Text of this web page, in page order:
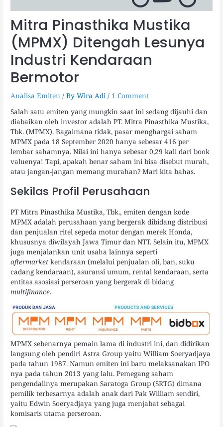
Mitra Pinasthika Mustika
(MPMX) Ditengah Lesunya
Industri Kendaraan
Bermotor
Analisa Emiten / ByWira Adi/ 1 Comment
Salah satu emiten yang mungkin saat ini sedang dijauhi dan
diabaikan oleh investor adalah PT. Mitra Pinasthika Mustika,
Tbk. (MPMX). Bagaimana tidak, pasar menghargai saham
MPMX pada 18 September 2020 hanya sebesar 416 per
lembar sahamnya. Nilai ini hanya sebesar 0,29 kali dari book
valuenya! Tapi, apakah benar saham ini bisa disebut murah,
atau jangan-jangan memang murahan? Mari kita bahas.
Sekilas Profil Perusahaan
PT Mitra Pinasthika Mustika, Tbk., emiten dengan kode
MPMX adalah perusahaan yang bergerak dibidang distribusi
dan penjualan ritel sepeda motor dengan merek Honda,
khususnya diwilayah Jawa Timur dan NTT. Selain itu, MPMX
juga menjalankan unit usaha lainnya seperti
aftermarket kendaraan (melalui penjualan oli, ban, suku
cadang kendaraan), asuransi umum, rental kendaraan, serta
entitas asosiasi perseroan yang bergerak di bidang
multifinance.
MPMX sebenarnya pemain lama di industri ini, dan didirikan
langsung oleh pendiri Astra Group yaitu William Soeryadjaya
pada tahun 1987. Namun emiten ini baru melaksanakan IPO
nya pada tahun 2013 yang lalu. Pemegang saham
pengendalinya merupakan Saratoga Group (SRTG) dimana
pemilik terbesarnya adalah anak dari Pak William sendiri,
yaitu Edwin Soeryadjaya yang juga menjabat sebagai
komisaris utama perseroan.